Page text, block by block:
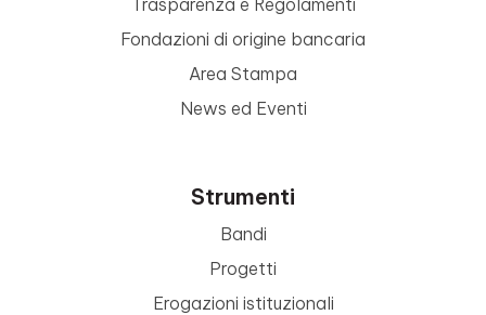
Fondazioni di origine bancaria
Area Stampa
News ed Eventi
Strumenti
Bandi
Progetti
Erogazioni istituzionali